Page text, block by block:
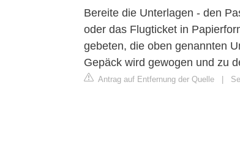
Bereite die Unterlagen - den
oder das Flugticket in
gebeten, die oben genannten
Gepäck wird gewogen und zu
Antrag auf Entfernung der Quelle